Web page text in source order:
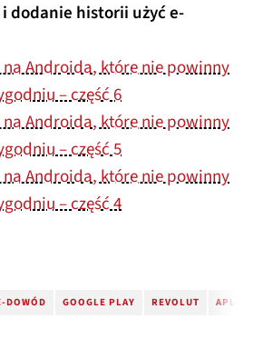
dodanie historii użyć e-
Androida, które nie powinny
– część 6
Androida, które nie powinny
– część 5
Androida, które nie powinny
– część 4
DOWÓD GOOGLE PLAY REVOLUT